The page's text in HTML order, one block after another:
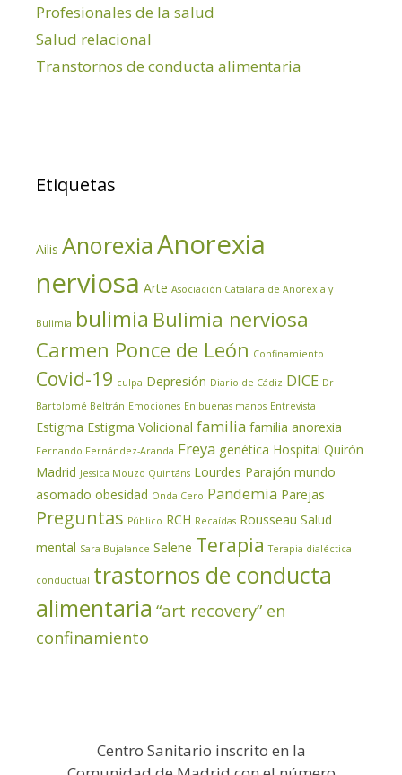
Profesionales de la salud
Salud relacional
Transtornos de conducta alimentaria
Etiquetas
Ailis AnorexiaAnorexia
nerviosa Arte Asociación Catalana de Anorexia y
Bulimia bulimia Bulimia nerviosa
Carmen Ponce de León Confinamiento
Covid-19 culpa Depresión Diario de Cádiz DICE Dr
Bartolomé Beltrán Emociones En buenas manos Entrevista
Estigma Estigma Volicional familia familia anorexia
Fernando Fernández-Aranda Freya genética Hospital Quirón
Madrid Jessica Mouzo Quintáns Lourdes Parajón mundo
asomado obesidad Onda Cero Pandemia Parejas
Preguntas Público RCH Recaídas Rousseau Salud
mental Sara Bujalance Selene Terapia Terapia dialéctica
conductual trastornos de conducta
alimentaria “art recovery” en
confinamiento
Centro Sanitario inscrito en la